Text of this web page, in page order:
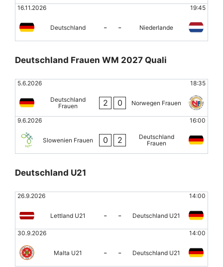
16.11.2026 19:45
Deutschland - - Niederlande
Deutschland Frauen WM 2027 Quali
5.6.2026 18:35
Deutschland
Frauen
2 0 Norwegen Frauen
9.6.2026 16:00
Slowenien Frauen 0 2
Deutschland
Frauen
Deutschland U21
26.9.2026 14:00
Lettland U21 - - Deutschland U21
30.9.2026 14:00
Malta U21 - - Deutschland U21